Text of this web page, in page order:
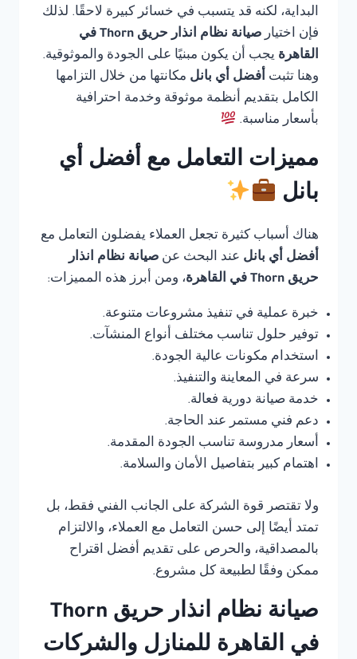
البداية، لكنه قد يتسبب في خسائر كبيرة لاحقًا. لذلك
فإن اختيار
صيانة نظام انذار حريق Thorn في
القاهرة يجب أن يكون مبنيًا على الجودة والموثوقية.
وهنا تثبت أفضل أي بانل مكانتها من خلال التزامها
الكامل بتقديم أنظمة موثوقة وخدمة احترافية
بأسعار مناسبة.
مميزات التعامل مع أفضل أي
بانل
هناك أسباب كثيرة تجعل العملاء يفضلون التعامل مع
أفضل أي بانل عند البحث عن صيانة نظام انذار
حريق Thorn في القاهرة
، ومن أبرز هذه المميزات:
خبرة عملية في تنفيذ مشروعات متنوعة.
توفير حلول تناسب مختلف أنواع المنشآت.
استخدام مكونات عالية الجودة.
سرعة في المعاينة والتنفيذ.
خدمة صيانة دورية فعالة.
دعم فني مستمر عند الحاجة.
أسعار مدروسة تناسب الجودة المقدمة.
اهتمام كبير بتفاصيل الأمان والسلامة.
ولا تقتصر قوة الشركة على الجانب الفني فقط، بل
تمتد أيضًا إلى حسن التعامل مع العملاء، والالتزام
بالمصداقية، والحرص على تقديم أفضل اقتراح
ممكن وفقًا لطبيعة كل مشروع.
صيانة نظام انذار حريق Thorn
في القاهرة للمنازل والشركات